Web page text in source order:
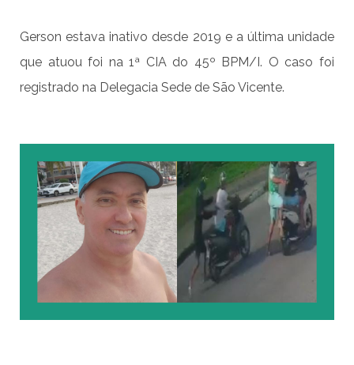
Gerson estava inativo desde 2019 e a última unidade
que atuou foi na 1ª CIA do 45º BPM/I. O caso foi
registrado na Delegacia Sede de São Vicente.